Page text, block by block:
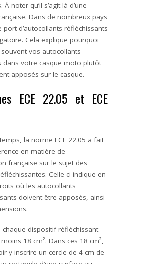
noter qu’il s’agit là d’une
Dans de nombreux pays
port d’autocollants réfléchissants
Cela explique pourquoi
vos autocollants
dans votre casque moto plutôt
apposés sur le casque.
ECE 22.05 et ECE
la norme ECE 22.05 a fait
en matière de
française sur le sujet des
Celle-ci indique en
où les autocollants
doivent être apposés, ainsi
chaque dispositif réfléchissant
18 cm². Dans ces 18 cm²,
y inscrire un cercle de 4 cm de